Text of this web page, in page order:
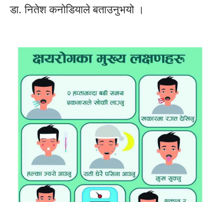
डा. नितेश कनोडियाले बताउनुभयो ।